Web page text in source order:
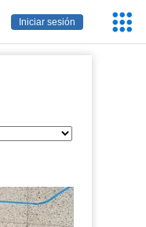
Iniciar sesión